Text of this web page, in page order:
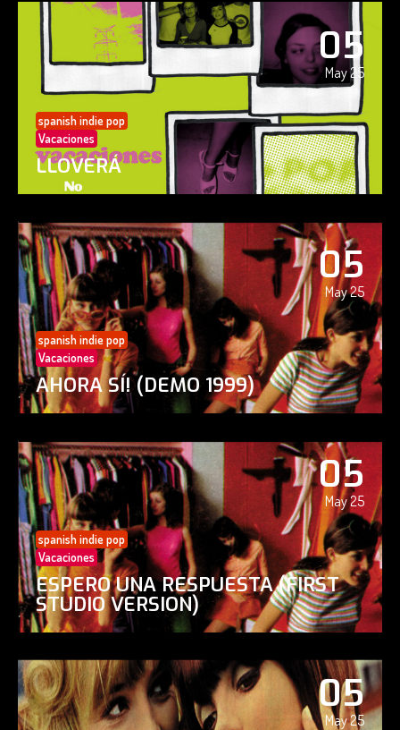
05
May 25
spanish indie pop
Vacaciones
LLOVERÁ
05
May 25
spanish indie pop
Vacaciones
AHORA SÍ! (DEMO 1999)
05
May 25
spanish indie pop
Vacaciones
ESPERO UNA RESPUESTA (FIRST
STUDIO VERSION)
05
May 25